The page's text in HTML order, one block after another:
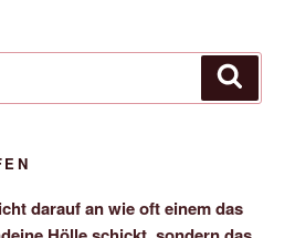
darauf an wie oft einem das